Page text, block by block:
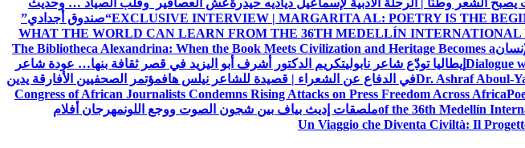
يصبح الشعر وطنًا | الرحلة الأدبية لإسماعيل دياديه حيدرةعش العصافير وقلب الصياد … وحديث
EXCLUSIVE INTERVIEW | MARGARITA AL: POETRY IS THE“صندوق أجدادي”
WHAT THE WORLD CAN LEARN FROM THE 36TH MEDELLÍN INTERNATIONAL
The Bibliotheca Alexandrina: When the Book Meets Civilization and Heritage Becomes a
Dialogue إيطاليا تودّع شاعر نابوليتكريم الدكتور أشرف أبو اليزيد في قصر ثقافة بنها… عودة شاعر
Dr. Ashraf Aboul-في الدفاع عن الشعراء | قصيدة للشاعر نيلس هافمؤتمر الصحفيين الأفارقة يدين
Congress of African Journalists Condemns Rising Attacks on Press Freedom Across Africa
of the 36th Medellínملصقات إديث بياف بين شجون الصوت ووجع اللونمهرجان أفلام
Un Viaggio che Diventa Civiltà: Il